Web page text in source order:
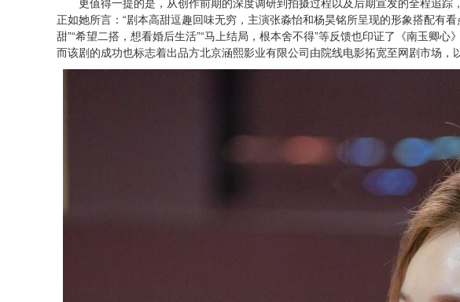
更值得一提的是，从创作前期的深度调研到拍摄过程以及后期宣发的全程追踪
正如她所言：“剧本高甜逗趣回味无穷，主演张淼怡和杨昊铭所呈现的形象搭配有
甜”“希望二搭，想看婚后生活”“马上结局，根本舍不得”等反馈也印证了《南玉卿心
而该剧的成功也标志着出品方北京涵熙影业有限公司由院线电影拓宽至网剧市场，